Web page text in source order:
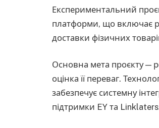
Експериментальний
платформи, що включає
доставки фізичних
Основна мета проєкту —
оцінка її переваг.
забезпечує системну
підтримки EY та